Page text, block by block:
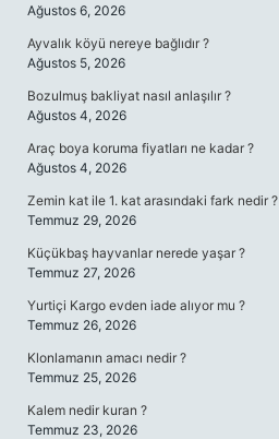
Ağustos 6, 2026
Ayvalık köyü nereye bağlıdır ?
Ağustos 5, 2026
Bozulmuş bakliyat nasıl anlaşılır ?
Ağustos 4, 2026
Araç boya koruma fiyatları ne kadar ?
Ağustos 4, 2026
Zemin kat ile 1. kat arasındaki fark nedir ?
Temmuz 29, 2026
Küçükbaş hayvanlar nerede yaşar ?
Temmuz 27, 2026
Yurtiçi Kargo evden iade alıyor mu ?
Temmuz 26, 2026
Klonlamanın amacı nedir ?
Temmuz 25, 2026
Kalem nedir kuran ?
Temmuz 23, 2026